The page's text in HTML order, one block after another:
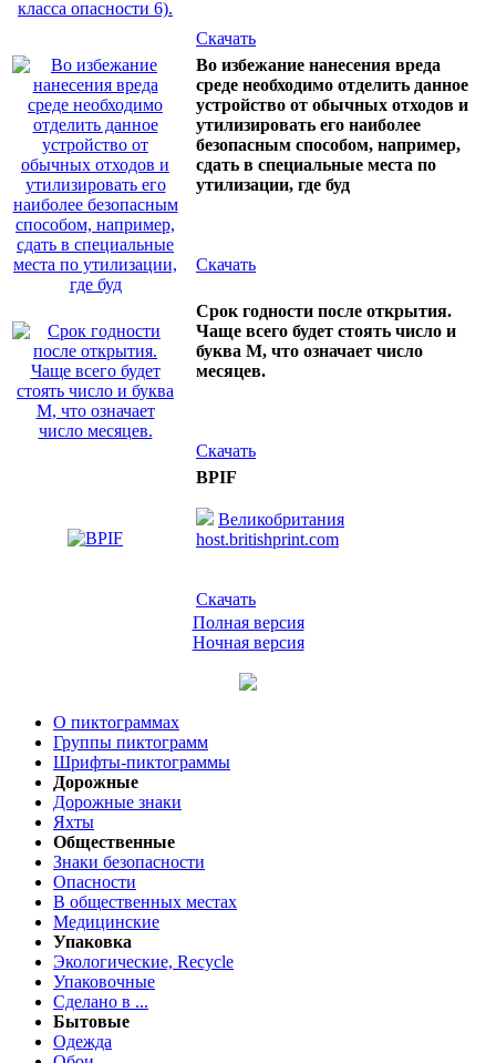
Скачать
Во избежание нанесения вреда
среде необходимо отделить данное
устройство от обычных отходов и
утилизировать его наиболее
безопасным способом, например,
сдать в специальные места по
утилизации, где буд
Скачать
Срок годности после открытия.
Чаще всего будет стоять число и
буква M, что означает число
месяцев.
Скачать
BPIF
Великобритания
host.britishprint.com
Скачать
Полная версия
Ночная версия
О пиктограммах
Группы пиктограмм
Шрифты-пиктограммы
Дорожные
Дорожные знаки
Яхты
Общественные
Знаки безопасности
Опасности
В общественных местах
Медицинские
Упаковка
Экологические, Recycle
Упаковочные
Сделано в ...
Бытовые
Одежда